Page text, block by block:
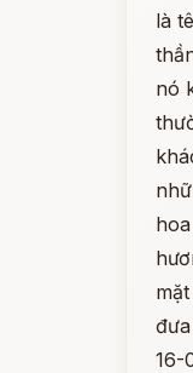
là
nó
16-